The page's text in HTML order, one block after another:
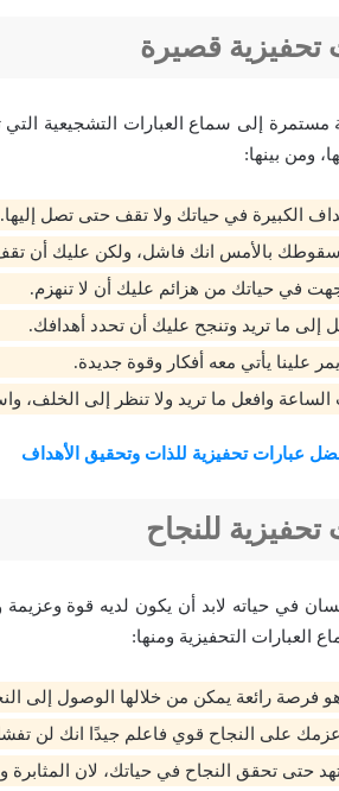
تحفيزية قصيرة
مستمرة إلى سماع العبارات التشجيعية
ومن بينها:
الكبيرة في حياتك ولا تقف حتى تصل إليها.
سقوطك بالأمس انك فاشل، ولكن عليك أن تقف
في حياتك من هزائم عليك أن لا تنهزم.
إلى ما تريد وتنجح عليك أن تحدد أهدافك.
علينا يأتي معه أفكار وقوة جديدة.
الساعة وافعل ما تريد ولا تنظر إلى الخلف،
عبارات تحفيزية للذات وتحقيق الأهداف
تحفيزية للنجاح
في حياته لابد أن يكون لديه قوة
العبارات التحفيزية ومنها:
فرصة رائعة يمكن من خلالها الوصول إلى
عزمك على النجاح قوي فاعلم جيدًا انك لن
حتى تحقق النجاح في حياتك، لان